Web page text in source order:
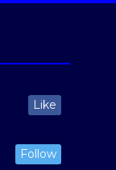
Like
Follow